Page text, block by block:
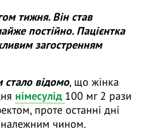
тижня. Він став
постійно. Пацієнтка
загостренням
стало відомо, що жінка
німесулід 100 мг 2 рази
проте останні дні
належним чином.